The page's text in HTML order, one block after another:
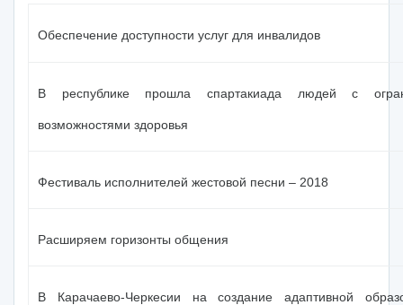
Обеспечение доступности услуг для инвалидов
В республике прошла спартакиада людей с
возможностями здоровья
Фестиваль исполнителей жестовой песни – 2018
Расширяем горизонты общения
В Карачаево-Черкесии на создание адаптивной